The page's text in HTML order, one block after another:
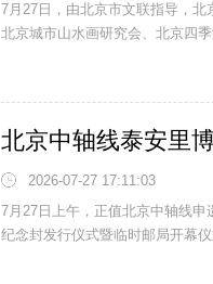
7月27日，由北京市文联指导，北
北京城市山水画研究会、北京四
2026-07-27 17:11:03
7月27日上午，正值北京中轴线
纪念封发行仪式暨临时邮局开幕